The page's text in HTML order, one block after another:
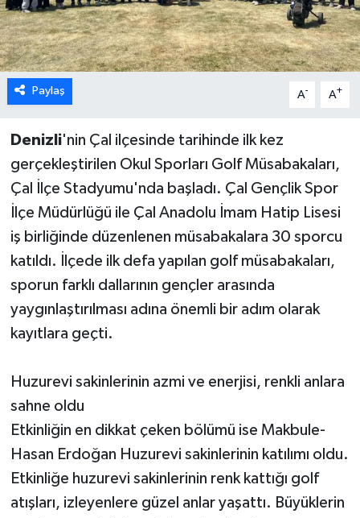
Paylaş A- A+
Denizli'nin Çal ilçesinde tarihinde ilk kez
gerçekleştirilen Okul Sporları Golf Müsabakaları,
Çal İlçe Stadyumu'nda başladı. Çal Gençlik Spor
İlçe Müdürlüğü ile Çal Anadolu İmam Hatip Lisesi
iş birliğinde düzenlenen müsabakalara 30 sporcu
katıldı. İlçede ilk defa yapılan golf müsabakaları,
sporun farklı dallarının gençler arasında
yaygınlaştırılması adına önemli bir adım olarak
kayıtlara geçti.
Huzurevi sakinlerinin azmi ve enerjisi, renkli anlara
sahne oldu
Etkinliğin en dikkat çeken bölümü ise Makbule-
Hasan Erdoğan Huzurevi sakinlerinin katılımı oldu.
Etkinliğe huzurevi sakinlerinin renk kattığı golf
atışları, izleyenlere güzel anlar yaşattı. Büyüklerin